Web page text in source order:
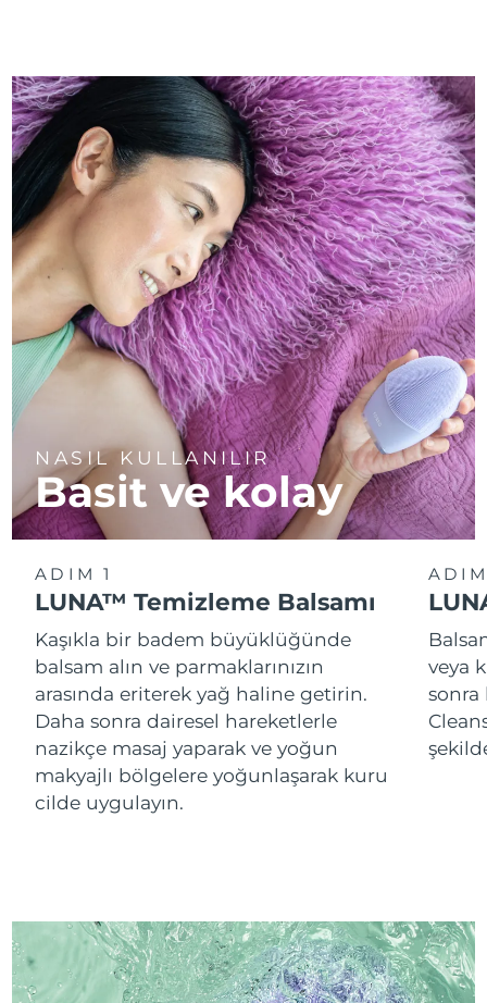
NASIL KULLANILIR
Basit ve kolay
ADIM 1
LUNA™ Temizleme Balsamı
Kaşıkla bir badem büyüklüğünde
balsam alın ve parmaklarınızın
arasında eriterek yağ haline getirin.
Daha sonra dairesel hareketlerle
nazikçe masaj yaparak ve yoğun
makyajlı bölgelere yoğunlaşarak kuru
cilde uygulayın.
veya
sonra